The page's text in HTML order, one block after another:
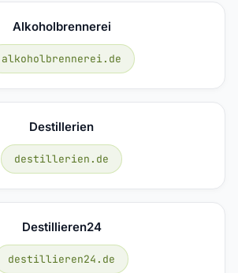
Alkoholbrennerei
alkoholbrennerei.de
Destillerien
destillerien.de
Destillieren24
destillieren24.de